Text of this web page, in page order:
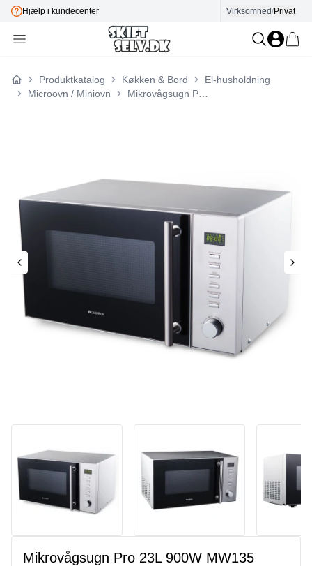
Hjælp i kundecenter E-mærket
Virksomhed/Privat
Forside
Produktkatalog Køkken & Bord
El-husholdning
Microovn / Miniovn
Mikrovågsugn Pro 23L 900W MW135